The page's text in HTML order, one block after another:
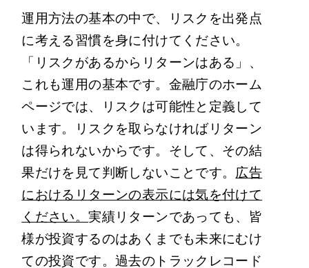
運用方法の基本の中で、リスクを出発点
に考える習慣を身に付けてください。
「リスクがあるからリターンはある」、
これも運用の基本です。金融庁のホーム
ページでは、リスクは可能性と定義して
います。リスクを取らなければリターン
は得られないからです。そして、その結
果だけを見て判断しないことです。 広告
におけるリターンの表示には気を付けて
ください。実績リターンであっても、皆
様が投資するのはあくまでも未来にむけ
ての投資です。過去のトラックレコード